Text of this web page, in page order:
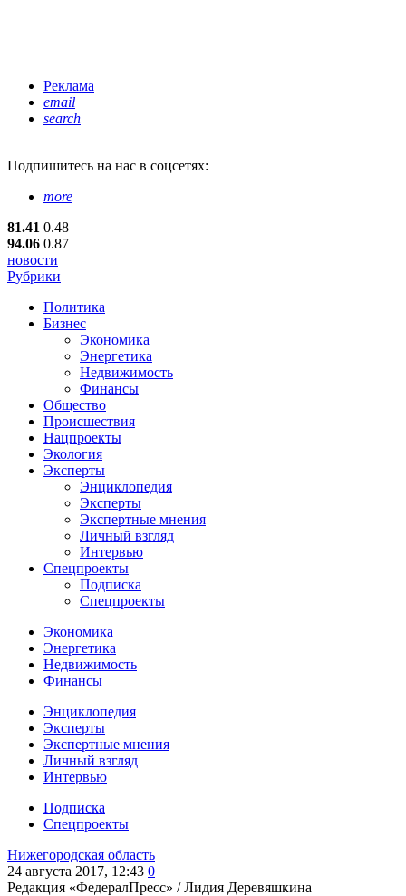
Реклама
email
search
Подпишитесь на нас в соцсетях:
more
81.41 0.48
94.06 0.87
новости
Рубрики
Политика
Бизнес
Экономика
Энергетика
Недвижимость
Финансы
Общество
Происшествия
Нацпроекты
Экология
Эксперты
Энциклопедия
Эксперты
Экспертные мнения
Личный взгляд
Интервью
Спецпроекты
Подписка
Спецпроекты
Экономика
Энергетика
Недвижимость
Финансы
Энциклопедия
Эксперты
Экспертные мнения
Личный взгляд
Интервью
Подписка
Спецпроекты
Нижегородская область
24 августа 2017, 12:43 0
Редакция «ФедералПресс» /Лидия Деревяшкина